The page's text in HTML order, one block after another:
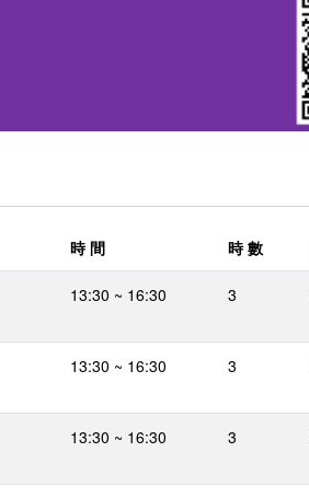
時 間 時 數
13:30 ~ 16:30 3
13:30 ~ 16:30 3
13:30 ~ 16:30 3